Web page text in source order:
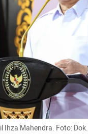
Ihza Mahendra. Foto: